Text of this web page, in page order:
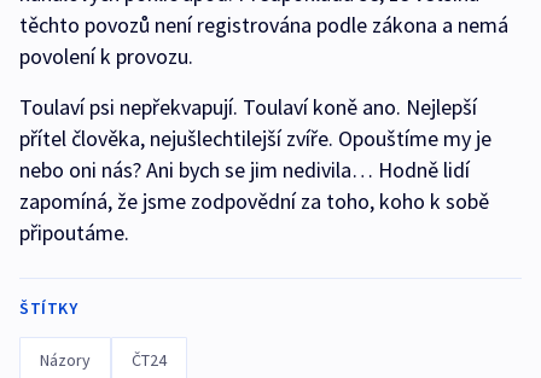
těchto povozů není registrována podle zákona a nemá
povolení k provozu.
Toulaví psi nepřekvapují. Toulaví koně ano. Nejlepší
přítel člověka, nejušlechtilejší zvíře. Opouštíme my je
nebo oni nás? Ani bych se jim nedivila… Hodně lidí
zapomíná, že jsme zodpovědní za toho, koho k sobě
připoutáme.
ŠTÍTKY
Názory ČT24